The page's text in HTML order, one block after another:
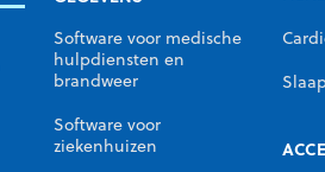
Software voor medische
hulpdiensten en
brandweer
Software voor
ziekenhuizen